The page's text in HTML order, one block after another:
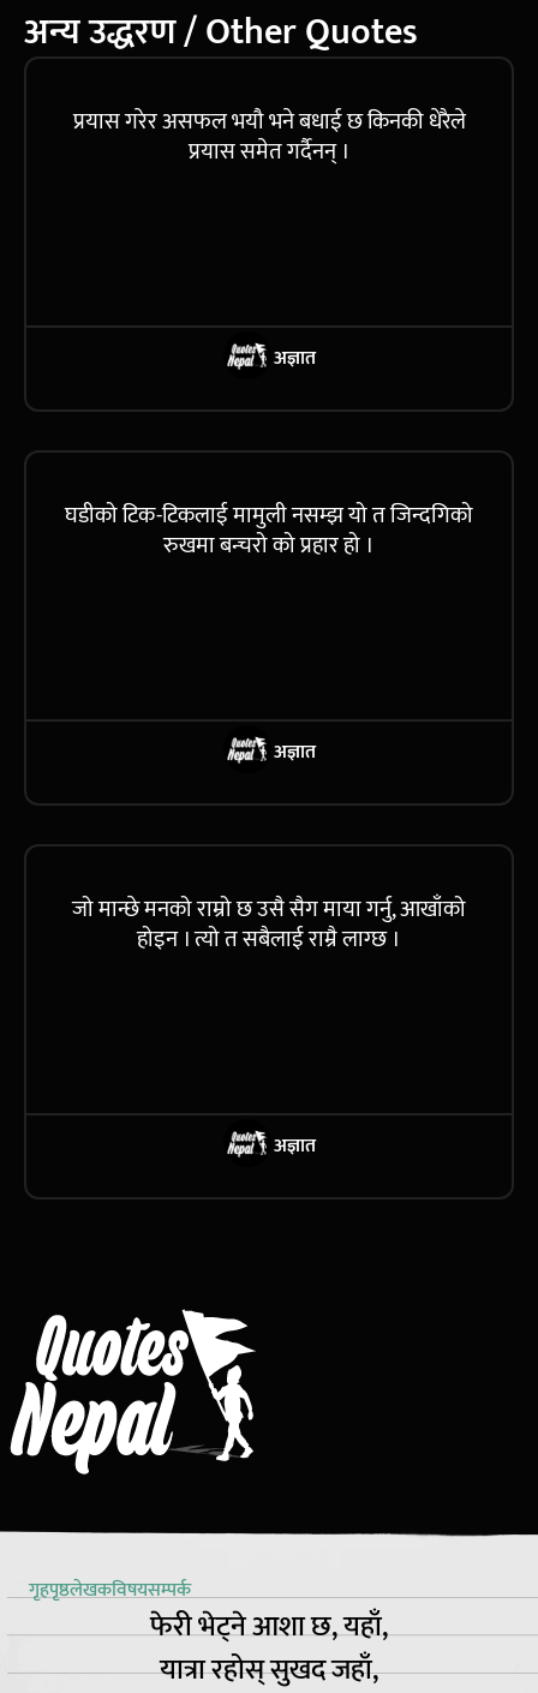
अन्य उद्धरण / Other Quotes
प्रयास गरेर असफल भयौ भने बधाई छ किनकी धेरैले
प्रयास समेत गर्दैनन् ।
अज्ञात
घडीको टिक-टिकलाई मामुली नसम्झ यो त जिन्दगिको
रुखमा बन्चरो को प्रहार हो ।
अज्ञात
जो मान्छे मनको राम्रो छ उसै सैग माया गर्नु, आखाँको
होइन । त्यो त सबैलाई राम्रै लाग्छ ।
अज्ञात
गृहपृष्ठलेखकविषयसम्पर्क
फेरी भेट्ने आशा छ, यहाँ,
यात्रा रहोस् सुखद जहाँ,